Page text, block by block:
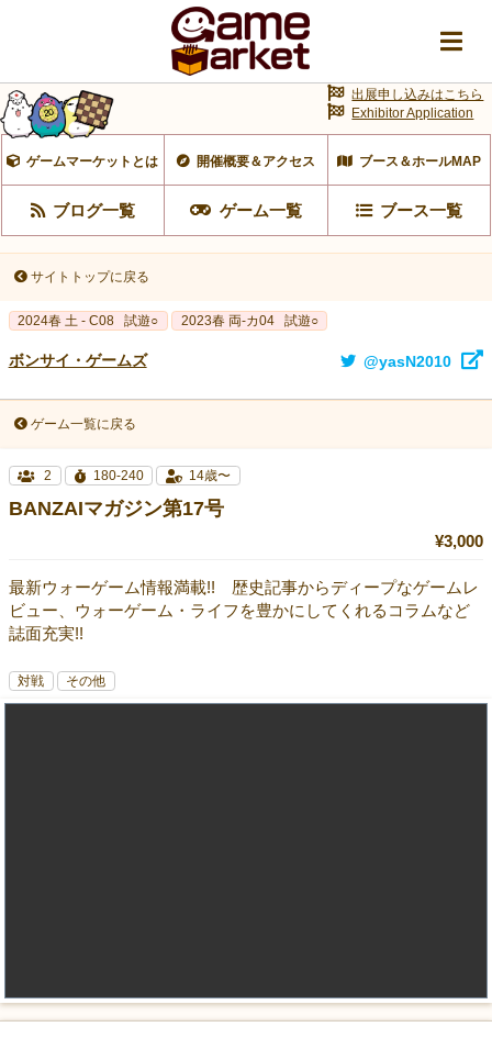
ゲームマーケットとは 開催概要＆アクセス ブース＆ホールMAP
ブログ一覧 ゲーム一覧 ブース一覧
出展申し込みはこちら
Exhibitor Application
サイトトップに戻る
2024春 土 - C08 試遊○ 2023春 両‐カ04 試遊○
ボンサイ・ゲームズ @yasN2010
ゲーム一覧に戻る
2 180-240 14歳〜
BANZAIマガジン第17号
¥3,000
最新ウォーゲーム情報満載!! 歴史記事からディープなゲームレ
ビュー、ウォーゲーム・ライフを豊かにしてくれるコラムなど
誌面充実!!
対戦 その他